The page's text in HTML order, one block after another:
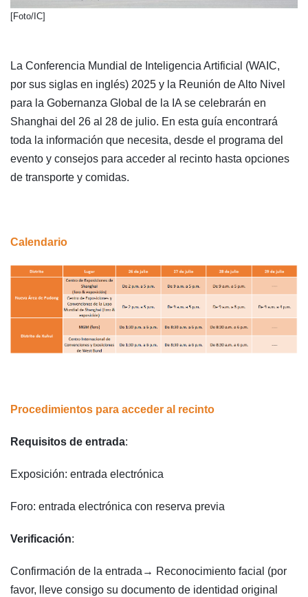
​[Foto/IC]
La Conferencia Mundial de Inteligencia Artificial (WAIC,
por sus siglas en inglés) 2025 y la Reunión de Alto Nivel
para la Gobernanza Global de la IA se celebrarán en
Shanghai del 26 al 28 de julio. En esta guía encontrará
toda la información que necesita, desde el programa del
evento y consejos para acceder al recinto hasta opciones
de transporte y comidas.
Calendario
Procedimientos para acceder al recinto
Requisitos de entrada:
Exposición: entrada electrónica
Foro: entrada electrónica con reserva previa
Verificación:
Confirmación de la entrada→ Reconocimiento facial (por
favor, lleve consigo su documento de identidad original